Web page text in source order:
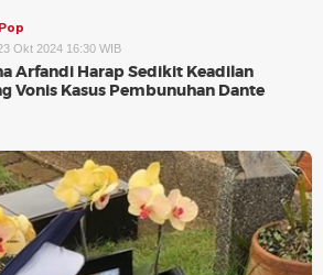
Okt 2024 16:30 WIB
Arfandi Harap Sedikit Keadilan
Vonis Kasus Pembunuhan Dante